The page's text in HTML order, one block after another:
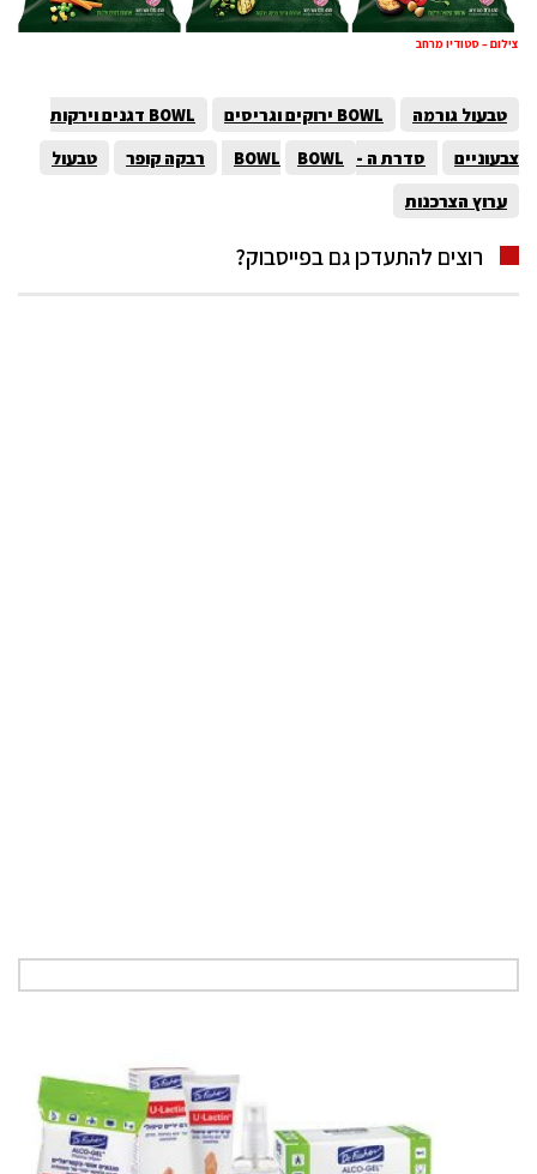
צילום – סטודיו מרחב
טבעול גורמה BOWL ירוקים וגריסים
BOWL דגנים וירקות
צבעוניים
סדרת ה -BOWL BOWL רבקה קופר
טבעול
ערוץ הצרכנות
רוצים להתעדכן גם בפייסבוק?